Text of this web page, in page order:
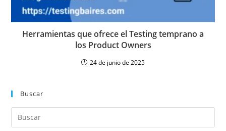
Herramientas que ofrece el Testing temprano a
los Product Owners
24 de junio de 2025
Buscar